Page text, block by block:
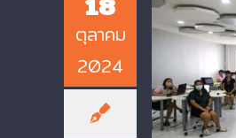
ตุลาคม
2024